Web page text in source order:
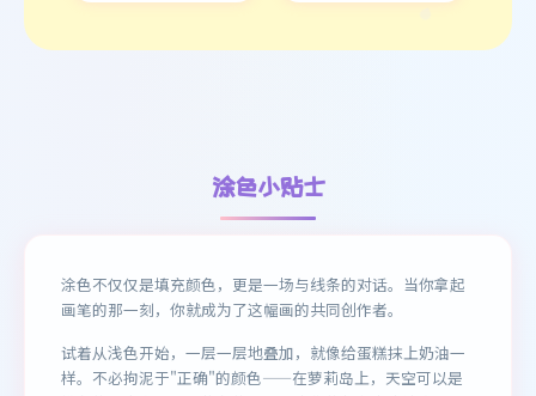
涂色小贴士
涂色不仅仅是填充颜色，更是一场与线条的对话。当你拿起
画笔的那一刻，你就成为了这幅画的共同创作者。
试着从浅色开始，一层一层地叠加，就像给蛋糕抹上奶油一
样。不必拘泥于"正确"的颜色——在萝莉岛上，天空可以是